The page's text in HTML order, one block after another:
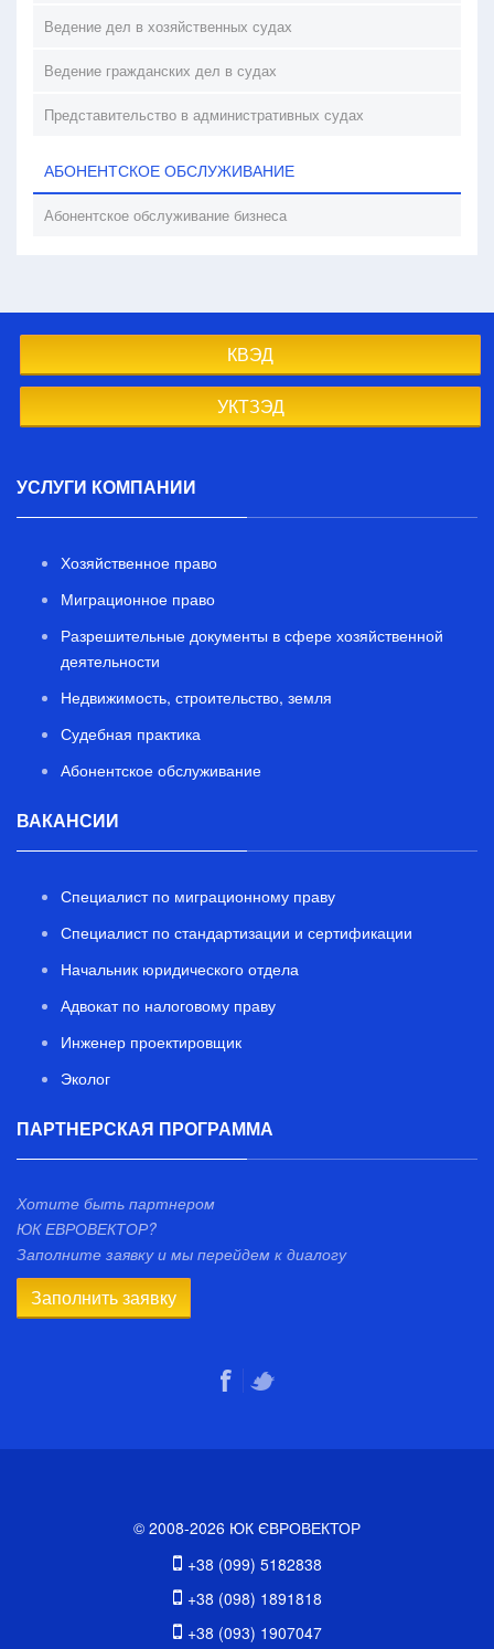
Ведение дел в хозяйственных судах
Ведение гражданских дел в судах
Представительство в административных судах
АБОНЕНТСКОЕ ОБСЛУЖИВАНИЕ
Абонентское обслуживание бизнеса
КВЭД
УКТЗЭД
УСЛУГИ КОМПАНИИ
Хозяйственное право
Миграционное право
Разрешительные документы в сфере хозяйственной
деятельности
Недвижимость, строительство, земля
Судебная практика
Абонентское обслуживание
ВАКАНСИИ
Специалист по миграционному праву
Специалист по стандартизации и сертификации
Начальник юридического отдела
Адвокат по налоговому праву
Инженер проектировщик
Эколог
ПАРТНЕРСКАЯ ПРОГРАММА
Хотите быть партнером
ЮК ЕВРОВЕКТОР?
Заполните заявку и мы перейдем к диалогу
Заполнить заявку
© 2008-2026 ЮК ЄВРОВЕКТОР
+38 (099) 5182838
+38 (098) 1891818
+38 (093) 1907047